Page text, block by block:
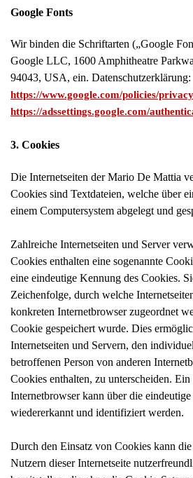
Google Fonts
Wir binden die Schriftarten („Google
Google LLC, 1600 Amphitheatre
94043, USA, ein. Datenschutzerklärung:
https://www.google.com/policies/
https://adssettings.google.com/
3. Cookies
Die Internetseiten der Mario De Mattia
Cookies sind Textdateien, welche über
einem Computersystem abgelegt und
Zahlreiche Internetseiten und Server
Cookies enthalten eine sogenannte
eine eindeutige Kennung des Cookies.
Zeichenfolge, durch welche
konkreten Internetbrowser zugeordnet
Cookie gespeichert wurde. Dies
Internetseiten und Servern, den
betroffenen Person von anderen
Cookies enthalten, zu unterscheiden. Ein
Internetbrowser kann über die
wiedererkannt und identifiziert werden.
Durch den Einsatz von Cookies kann
Nutzern dieser Internetseite